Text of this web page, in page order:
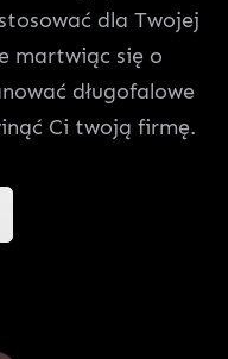
dla Twojej
martwiąc się o
długofalowe
Ci twoją firmę.